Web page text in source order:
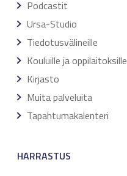
Podcastit
Ursa-Studio
Tiedotusvälineille
Kouluille ja oppilaitoksille
Kirjasto
Muita palveluita
Tapahtumakalenteri
HARRASTUS